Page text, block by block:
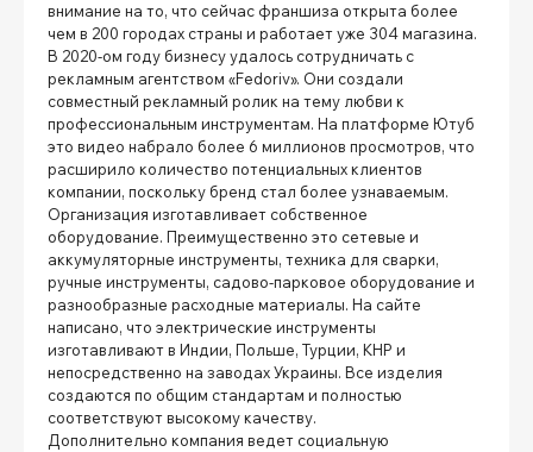
внимание на то, что сейчас франшиза открыта более
чем в 200 городах страны и работает уже 304 магазина.
В 2020-ом году бизнесу удалось сотрудничать с
рекламным агентством «Fedoriv». Они создали
совместный рекламный ролик на тему любви к
профессиональным инструментам. На платформе Ютуб
это видео набрало более 6 миллионов просмотров, что
расширило количество потенциальных клиентов
компании, поскольку бренд стал более узнаваемым.
Организация изготавливает собственное
оборудование. Преимущественно это сетевые и
аккумуляторные инструменты, техника для сварки,
ручные инструменты, садово-парковое оборудование и
разнообразные расходные материалы. На сайте
написано, что электрические инструменты
изготавливают в Индии, Польше, Турции, КНР и
непосредственно на заводах Украины. Все изделия
создаются по общим стандартам и полностью
соответствуют высокому качеству.
Дополнительно компания ведет социальную